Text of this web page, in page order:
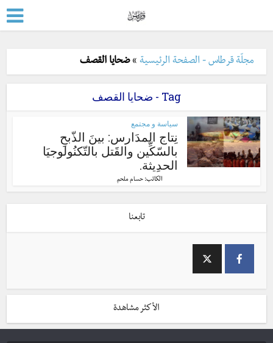
مجلّة قرطاس - الصفحة الرئيسية »ضحايا القصف
Tag - ضحايا القصف
سياسة و مجتمع
نِتاج المدَارس: بينَ الذّبحِ
بالسّكِّين والقَتل بالتّكنُولوجيَا
الحدِيثة.
الكاتب:حسام ملحم
تابعنا
الأكثر مشاهدة